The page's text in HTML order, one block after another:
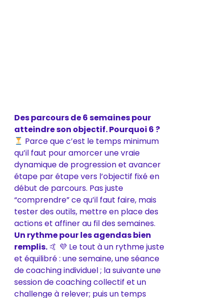
Des parcours de 6 semaines pour
atteindre son objectif.Pourquoi 6 ?
Parce que c’est le temps minimum
qu’il faut pour amorcer une vraie
dynamique de progressionet avancer
étape par étape vers l’objectif fixé en
début de parcours. Pas juste
“comprendre” ce qu’il faut faire, mais
tester des outils, mettre en place des
actions et affiner au fil des semaines.
Un rythme pour les agendas bien
remplis. 🤙 💜 Le tout à un rythme juste
et équilibré : une semaine, une séance
de coaching individuel ; la suivante une
session de coaching collectif et un
challenge à relever; puis un temps